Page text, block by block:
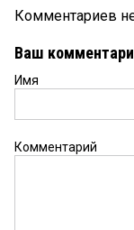
Комментариев
Ваш
Имя
Комментарий